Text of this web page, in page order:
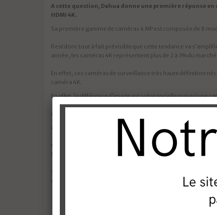
A cette question, Dahua donne une première réponse
HDMI 4K.
Sa première gamme de caméras 4 MP est composée de 8
Il est donc tout à fait prévisible que cette tendance va
année, les caméras 4K représentent plus de 2 à 3% du marché.
En effet, ces caméras de surveillance très haute définition
caméra 4K.
En effet, la différence d'image est substancielle puisqu'une
A l’instar de ce que nous avons connu avec le passage de
Aujourd’hui, le nombre d’images enregistrées par
Gardons à l’esprit que cette limitation a été relativement vite
12 au 25 images par seconde en format 1080P pour des
Soyons certains qu’il en sera de même avec les
couplées à un DVR 4K.